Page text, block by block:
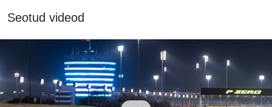
Seotud videod